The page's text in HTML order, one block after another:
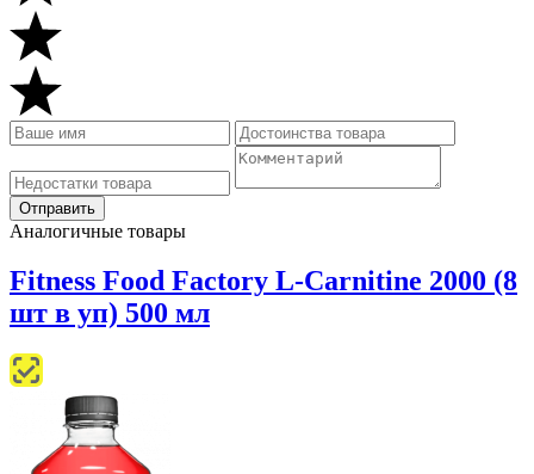
Аналогичные товары
Fitness Food Factory L-Carnitine 2000 (8
шт в уп) 500 мл